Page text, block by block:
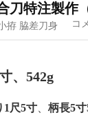
刀特注製作
拵 脇差刀身 コ
、542g
1尺5寸 、柄長5